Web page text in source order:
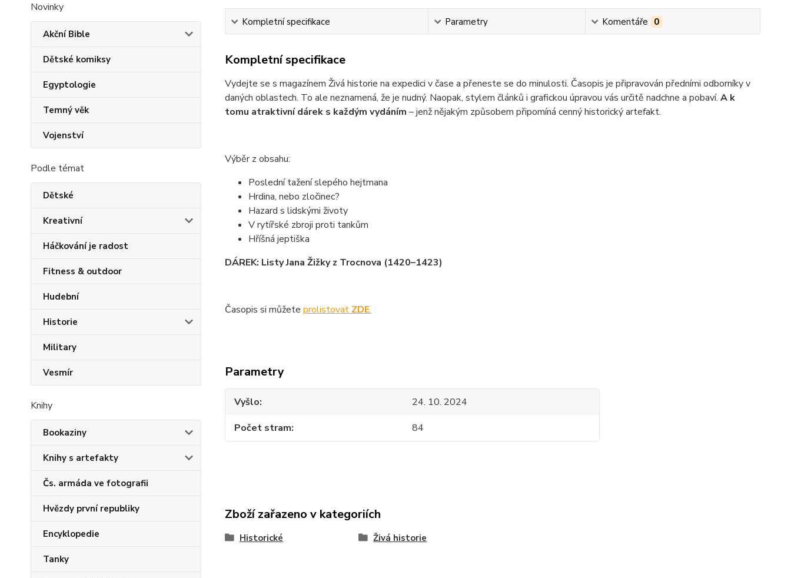
Novinky
Akční Bible
Dětské komiksy
Egyptologie
Temný věk
Vojenství
Podle témat
Dětské
Kreativní
Háčkování je radost
Fitness & outdoor
Hudební
Historie
Military
Vesmír
Knihy
Bookaziny
Knihy s artefakty
Čs. armáda ve fotografii
Hvězdy první republiky
Encyklopedie
Tanky
Kompletní specifikace Parametry Komentáře 0
Kompletní specifikace
Vydejte se s magazínem Živá historie na expedici v čase a přeneste se do minulosti. Časopis je připravován předními odborníky v
daných oblastech. To ale neznamená, že je nudný. Naopak, stylem článků i grafickou úpravou vás určitě nadchne a pobaví. A k
tomu atraktivní dárek s každým vydáním – jenž nějakým způsobem připomíná cenný historický artefakt.
Výběr z obsahu:
Poslední tažení slepého hejtmana
Hrdina, nebo zločinec?
Hazard s lidskými životy
V rytířské zbroji proti tankům
Hříšná jeptiška
DÁREK: Listy Jana Žižky z Trocnova (1420–1423)
Časopis si můžete prolistovatZDE.
Parametry
Vyšlo
24. 10. 2024
Počet stram
84
Zboží zařazeno v kategoriích
Historické Živá historie